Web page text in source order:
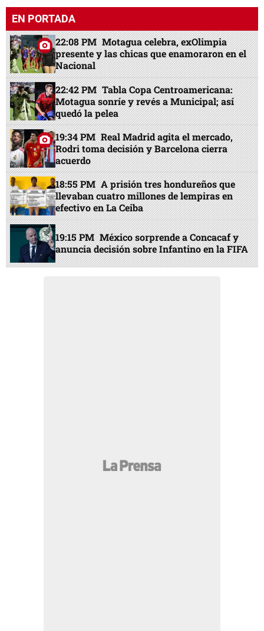
EN PORTADA
22:08 PM Motagua celebra, exOlimpia
presente y las chicas que enamoraron en el
Nacional
22:42 PM Tabla Copa Centroamericana:
Motagua sonríe y revés a Municipal; así
quedó la pelea
19:34 PM Real Madrid agita el mercado,
Rodri toma decisión y Barcelona cierra
acuerdo
18:55 PM A prisión tres hondureños que
llevaban cuatro millones de lempiras en
efectivo en La Ceiba
19:15 PM México sorprende a Concacaf y
anuncia decisión sobre Infantino en la FIFA